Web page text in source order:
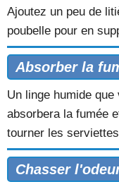
Ajoutez un peu de
poubelle pour en
Absorber la
Un linge humide
absorbera la fumée
tourner les
Chasser